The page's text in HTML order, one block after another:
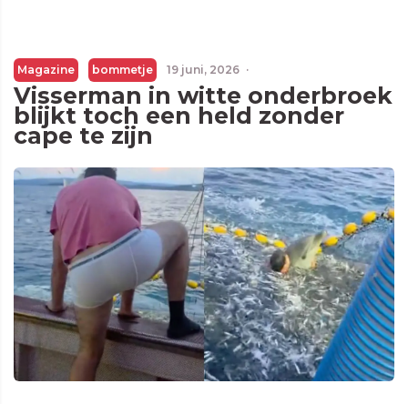
Magazine bommetje 19 juni, 2026 ·
Visserman in witte onderbroek
blijkt toch een held zonder
cape te zijn